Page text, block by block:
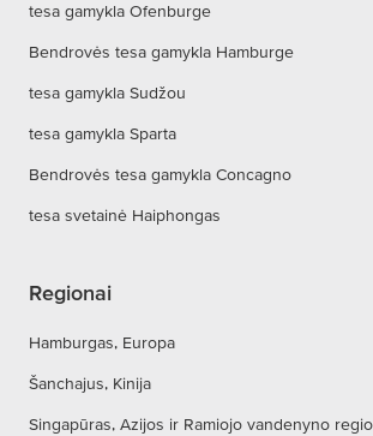
tesa gamykla Ofenburge
Bendrovės tesa gamykla Hamburge
tesa gamykla Sudžou
tesa gamykla Sparta
Bendrovės tesa gamykla Concagno
tesa svetainė Haiphongas
Regionai
Hamburgas, Europa
Šanchajus, Kinija
Singapūras, Azijos ir Ramiojo vandenyno